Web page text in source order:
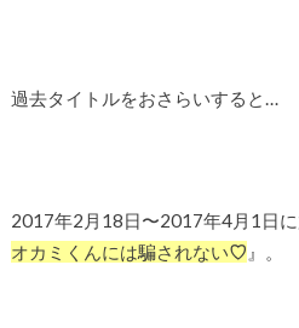
過去タイトルをおさらいすると…
2017年2月18日〜2017年4月1日
オカミくんには騙されない♡ 』。